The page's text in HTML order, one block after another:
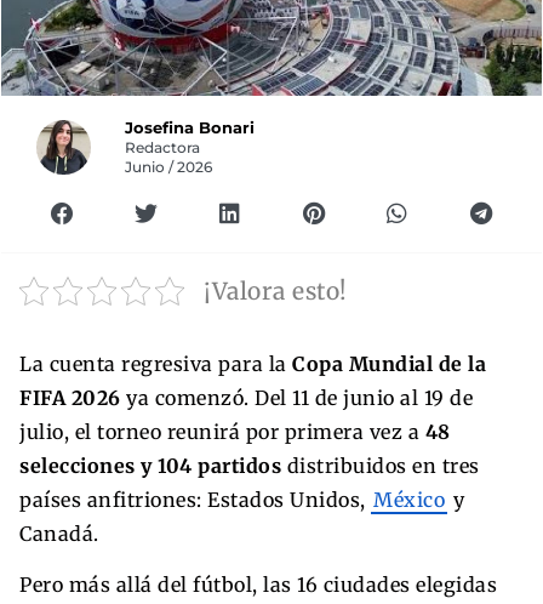
Josefina Bonari
Redactora
Junio / 2026
¡Valora esto!
La cuenta regresiva para la Copa Mundial de la
FIFA 2026 ya comenzó. Del 11 de junio al 19 de
julio, el torneo reunirá por primera vez a 48
selecciones y 104 partidos distribuidos en tres
países anfitriones: Estados Unidos, México y
Canadá.
Pero más allá del fútbol, las 16 ciudades elegidas